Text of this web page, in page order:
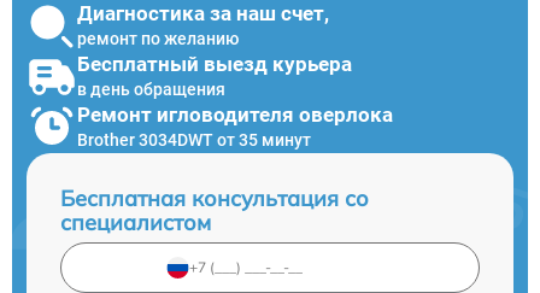
Диагностика за наш счет,
ремонт по желанию
Бесплатный выезд курьера
в день обращения
Ремонт игловодителя оверлока
Brother 3034DWT от 35 минут
Бесплатная консультация со
специалистом